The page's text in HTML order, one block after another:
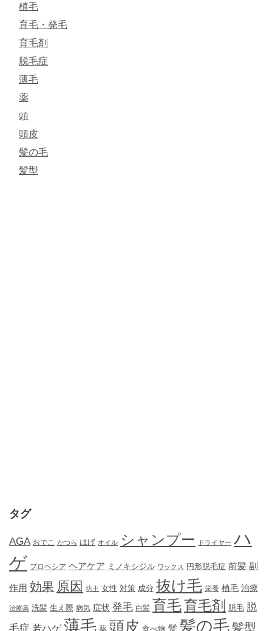
植毛
育毛・発毛
育毛剤
脱毛症
薄毛
薬
頭
頭皮
髪の毛
髪型
タグ
AGA おでこ かつら はげ オイル シャンプー ドライヤー ハ
ゲ プロペシア ヘアケア ミノキシジル ワックス 円形脱毛症 前髪 副
作用 効果 原因 坊主 女性 対策 成分 抜け毛 栄養 植毛 治療
治療薬 洗髪 生え際 病気 症状 発毛 白髪 育毛育毛剤 脱毛 脱
毛症 若ハゲ 薄毛 薬 頭皮 食べ物 髪 髪の毛髪型